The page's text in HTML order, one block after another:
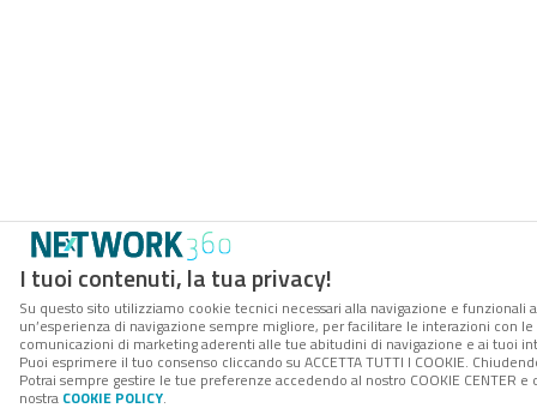
I tuoi contenuti, la tua privacy!
Su questo sito utilizziamo cookie tecnici necessari alla navigazione e
un’esperienza di navigazione sempre migliore, per facilitare le interazioni con
comunicazioni di marketing aderenti alle tue abitudini di navigazione e ai tuoi
Puoi esprimere il tuo consenso cliccando su ACCETTA TUTTI I COOKIE.
Potrai sempre gestire le tue preferenze accedendo al nostro COOKIE
nostra COOKIE POLICY.